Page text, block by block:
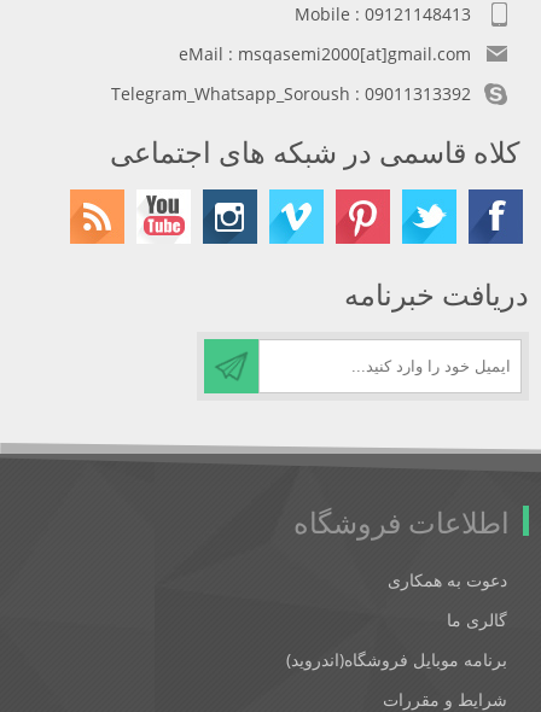
Mobile : 09121148413
eMail : msqasemi2000[at]gmail.com
Telegram_Whatsapp_Soroush : 09011313392
کلاه قاسمی در شبکه های اجتماعی
دریافت خبرنامه
اطلاعات فروشگاه
دعوت به همکاری
گالری ما
برنامه موبایل فروشگاه(اندروید)
شرایط و مقررات